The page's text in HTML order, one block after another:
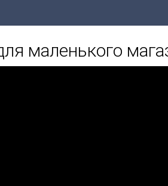
маленького